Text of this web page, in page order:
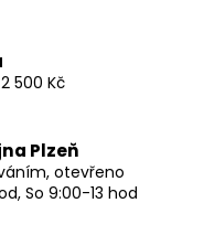
500 Kč
Plzeň
otevřeno
So 9:00-13 hod